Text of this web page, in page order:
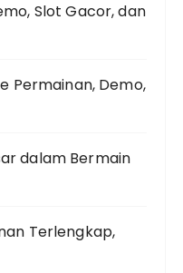
Slot Gacor, dan
Permainan, Demo,
dalam Bermain
Terlengkap,